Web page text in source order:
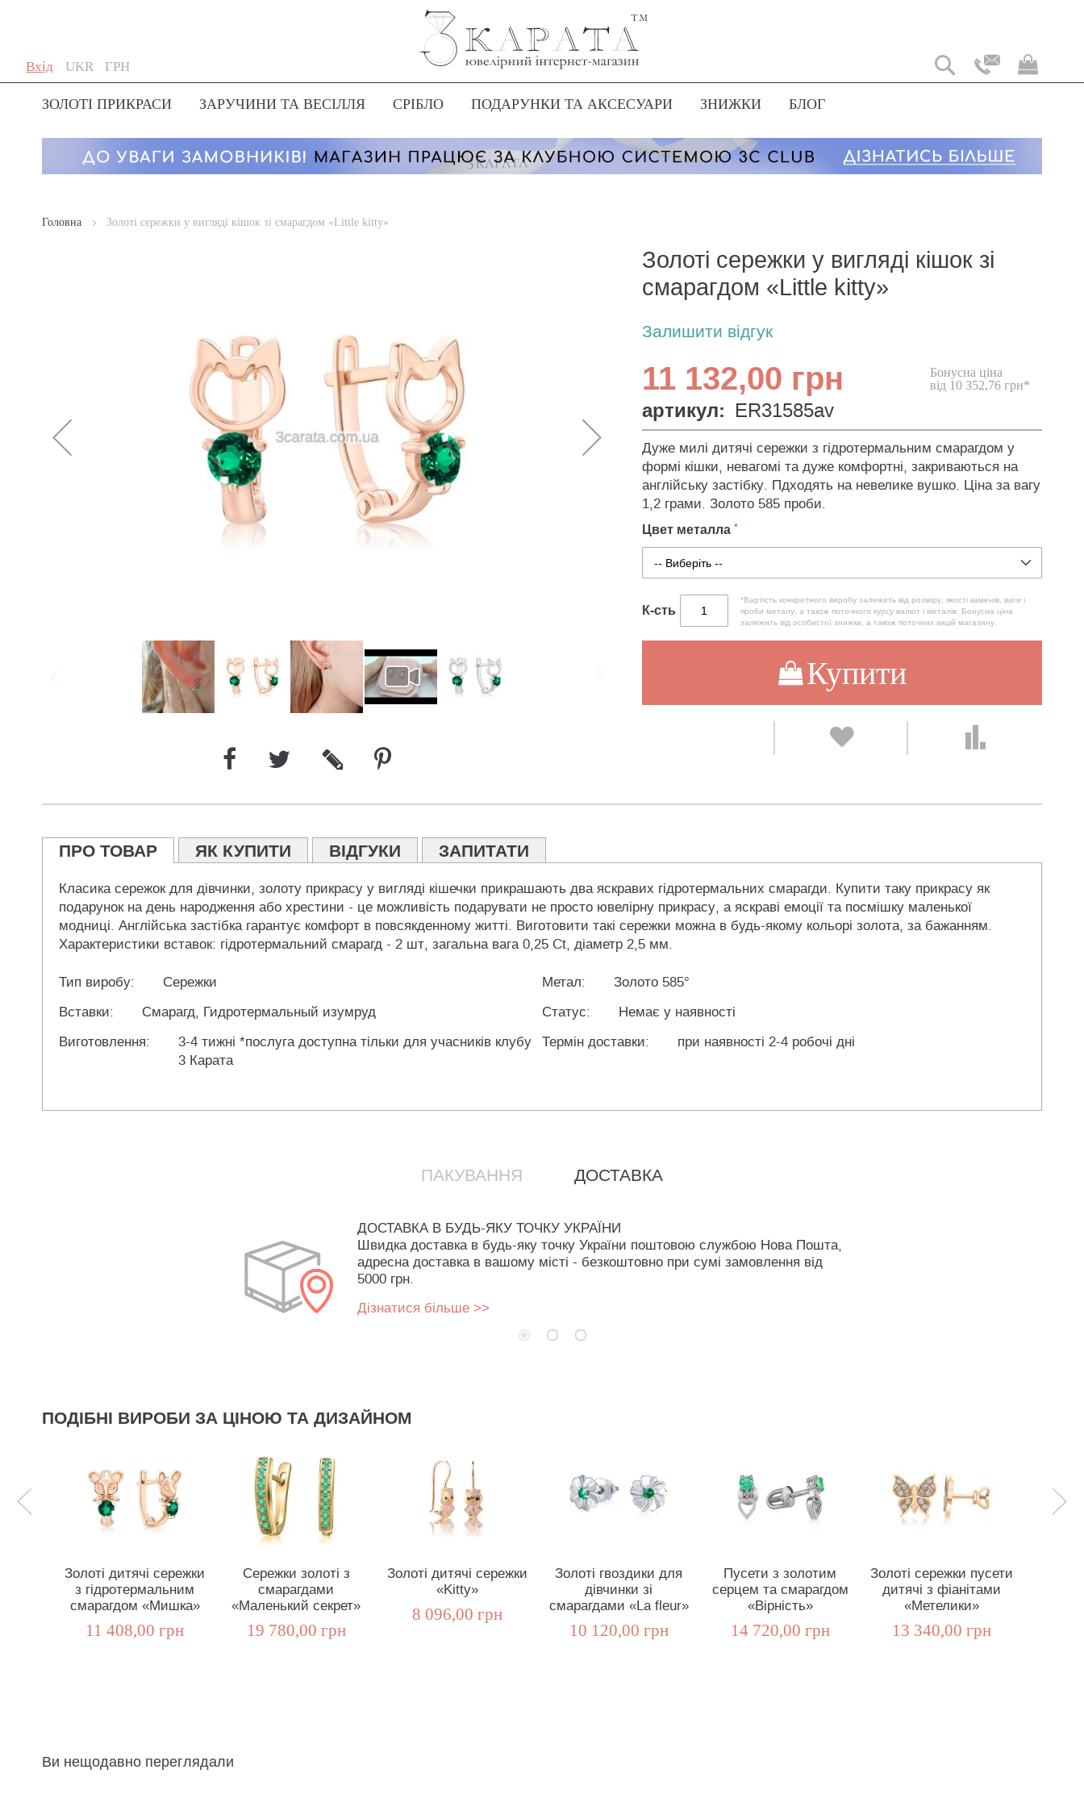
Вхід
Skip
to
Content
Мова
UKR
Мій
Валюта
ГРН
ЗОЛОТІ ПРИКРАСИ ЗАРУЧИНИ ТА ВЕСІЛЛЯ СРІБЛО ПОДАРУНКИ ТА АКСЕСУАРИ ЗНИЖКИ БЛОГ
Головна Золоті сережки у вигляді кішок зі смарагдом «Little kitty»
Золоті сережки у вигляді кішок зі
смарагдом «Little kitty»
Залишити відгук
11 132,00 грн
Бонусна ціна
від 10 352,76 грн*
артикул: ER31585av
Дуже милі дитячі сережки з гідротермальним смарагдом у
формі кішки, невагомі та дуже комфортні, закриваються на
англійську застібку. Пдходять на невелике вушко. Ціна за вагу
1,2 грами. Золото 585 проби.
Цвет металла
К-сть
*Вартість конкретного виробу залежить від розміру, якості каменів, ваги і
проби металу, а також поточного курсу валют і металів. Бонусна ціна
залежить від особистої знижки, а також поточних акцій магазину.
Купити
ПРО ТОВАР ЯК КУПИТИ ВІДГУКИ ЗАПИТАТИ
Класика сережок для дівчинки, золоту прикрасу у вигляді кішечки прикрашають два яскравих гідротермальних смарагди. Купити таку прикрасу як
подарунок на день народження або хрестини - це можливість подарувати не просто ювелірну прикрасу, а яскраві емоції та посмішку маленької
модниці. Англійська застібка гарантує комфорт в повсякденному житті. Виготовити такі сережки можна в будь-якому кольорі золота, за бажанням.
Характеристики вставок: гідротермальний смарагд - 2 шт, загальна вага 0,25 Ct, діаметр 2,5 мм.
Тип виробу: Сережки Метал:
Золото 585°
Вставки:
Смарагд, Гидротермальный изумруд Статус:
Немає у наявності
Виготовлення:
3-4 тижні *послуга доступна тільки для учасників клубу
3 Карата
Термін доставки: при наявності 2-4 робочі дні
ПАКУВАННЯ ДОСТАВКА
ДОСТАВКА В БУДЬ-ЯКУ ТОЧКУ УКРАЇНИ
Швидка доставка в будь-яку точку України поштовою службою Нова Пошта,
адресна доставка в вашому місті - безкоштовно при сумі замовлення від
5000 грн.
Дізнатися більше >>
ПОДІБНІ ВИРОБИ ЗА ЦІНОЮ ТА ДИЗАЙНОМ
Золоті дитячі сережки
з гідротермальним
смарагдом «Мишка»
11 408,00 грн
Сережки золоті з
смарагдами
«Маленький секрет»
19 780,00 грн
Золоті дитячі сережки
«Kitty»
8 096,00 грн
Золоті гвоздики для
дівчинки зі
смарагдами «La fleur»
10 120,00 грн
Пусети з золотим
серцем та смарагдом
«Вірність»
14 720,00 грн
Золоті сережки пусети
дитячі з фіанітами
«Метелики»
13 340,00 грн
Ви нещодавно переглядали